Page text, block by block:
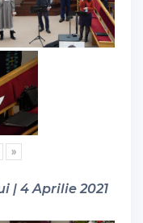
»
| 4 Aprilie 2021